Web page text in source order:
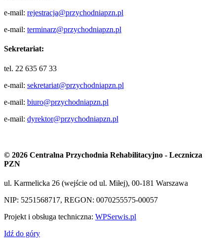
e-mail: rejestracja@przychodniapzn.pl
e-mail: terminarz@przychodniapzn.pl
Sekretariat:
tel. 22 635 67 33
e-mail: sekretariat@przychodniapzn.pl
e-mail: biuro@przychodniapzn.pl
e-mail: dyrektor@przychodniapzn.pl
© 2026 Centralna Przychodnia Rehabilitacyjno - Lecznicza
PZN
ul. Karmelicka 26 (wejście od ul. Miłej), 00-181 Warszawa
NIP: 5251568717, REGON: 0070255575-00057
Projekt i obsługa techniczna: WPSerwis.pl
Idź do góry